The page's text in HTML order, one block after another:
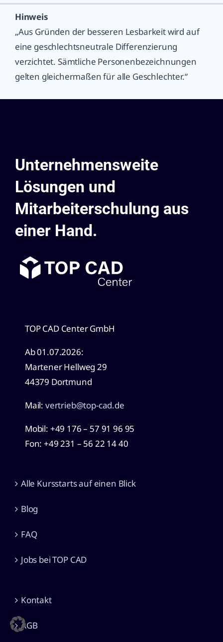
Hinweis
„Aus Gründen der besseren Lesbarkeit wird auf
eine geschlechtsneutrale Differenzierung
verzichtet. Sämtliche Personenbezeichnungen
gelten gleichermaßen für alle Geschlechter.“
Unternehmensweite
Lösungen und
Mitarbeiterschulung aus
einer Hand.
TOP CAD Center GmbH
Ab 01.07.2026:
Martener Hellweg 29
44379 Dortmund
Mail: vertrieb@top-cad.de
Mobil: +49 176 – 57 91 96 95
Fon: +49 231 – 56 22 14 40
Alle Kursstarts auf einen Blick
Blog
FAQ
Jobs bei TOP CAD
Kontakt
AGB